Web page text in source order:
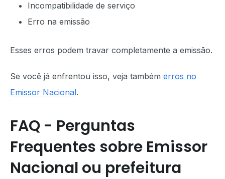
Incompatibilidade de serviço
Erro na emissão
Esses erros podem travar completamente a emissão.
Se você já enfrentou isso, veja também erros no
Emissor Nacional.
FAQ - Perguntas
Frequentes sobre Emissor
Nacional ou prefeitura